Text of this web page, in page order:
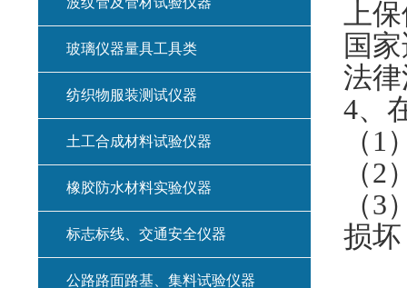
上
国
法
4、
（ 1
（2
（3
损
玻璃仪器量具工具类
纺织物服装测试仪器
土工合成材料试验仪器
橡胶防水材料实验仪器
标志标线、交通安全仪器
公路路面路基、集料试验仪器